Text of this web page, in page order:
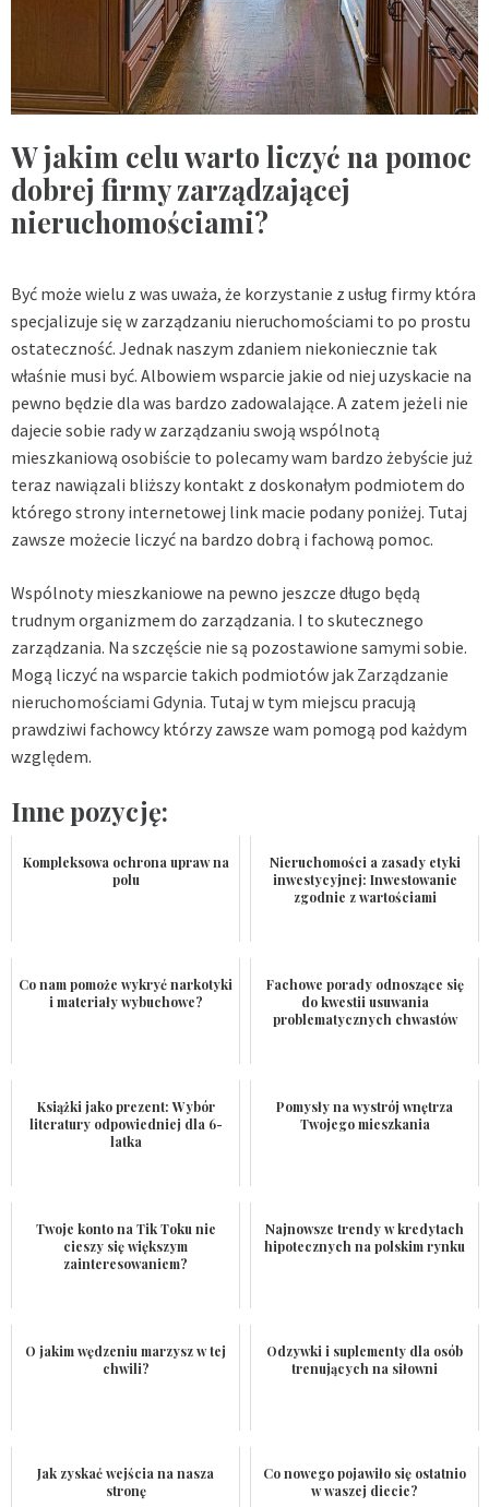
W jakim celu warto liczyć na pomoc
dobrej firmy zarządzającej
nieruchomościami?
Być może wielu z was uważa, że korzystanie z usług firmy która
specjalizuje się w zarządzaniu nieruchomościami to po prostu
ostateczność. Jednak naszym zdaniem niekoniecznie tak
właśnie musi być. Albowiem wsparcie jakie od niej uzyskacie na
pewno będzie dla was bardzo zadowalające. A zatem jeżeli nie
dajecie sobie rady w zarządzaniu swoją wspólnotą
mieszkaniową osobiście to polecamy wam bardzo żebyście już
teraz nawiązali bliższy kontakt z doskonałym podmiotem do
którego strony internetowej link macie podany poniżej. Tutaj
zawsze możecie liczyć na bardzo dobrą i fachową pomoc.
Wspólnoty mieszkaniowe na pewno jeszcze długo będą
trudnym organizmem do zarządzania. I to skutecznego
zarządzania. Na szczęście nie są pozostawione samymi sobie.
Mogą liczyć na wsparcie takich podmiotów jak Zarządzanie
nieruchomościami Gdynia. Tutaj w tym miejscu pracują
prawdziwi fachowcy którzy zawsze wam pomogą pod każdym
względem.
Inne pozycję:
Kompleksowa ochrona upraw na
polu
Nieruchomości a zasady etyki
inwestycyjnej: Inwestowanie
zgodnie z wartościami
Co nam pomoże wykryć narkotyki
i materiały wybuchowe?
Fachowe porady odnoszące się
do kwestii usuwania
problematycznych chwastów
Książki jako prezent: Wybór
literatury odpowiedniej dla 6-
latka
Pomysły na wystrój wnętrza
Twojego mieszkania
Twoje konto na Tik Toku nie
cieszy się większym
zainteresowaniem?
Najnowsze trendy w kredytach
hipotecznych na polskim rynku
O jakim wędzeniu marzysz w tej
chwili?
Odzywki i suplementy dla osób
trenujących na siłowni
Jak zyskać wejścia na nasza
stronę
Co nowego pojawiło się ostatnio
w waszej diecie?